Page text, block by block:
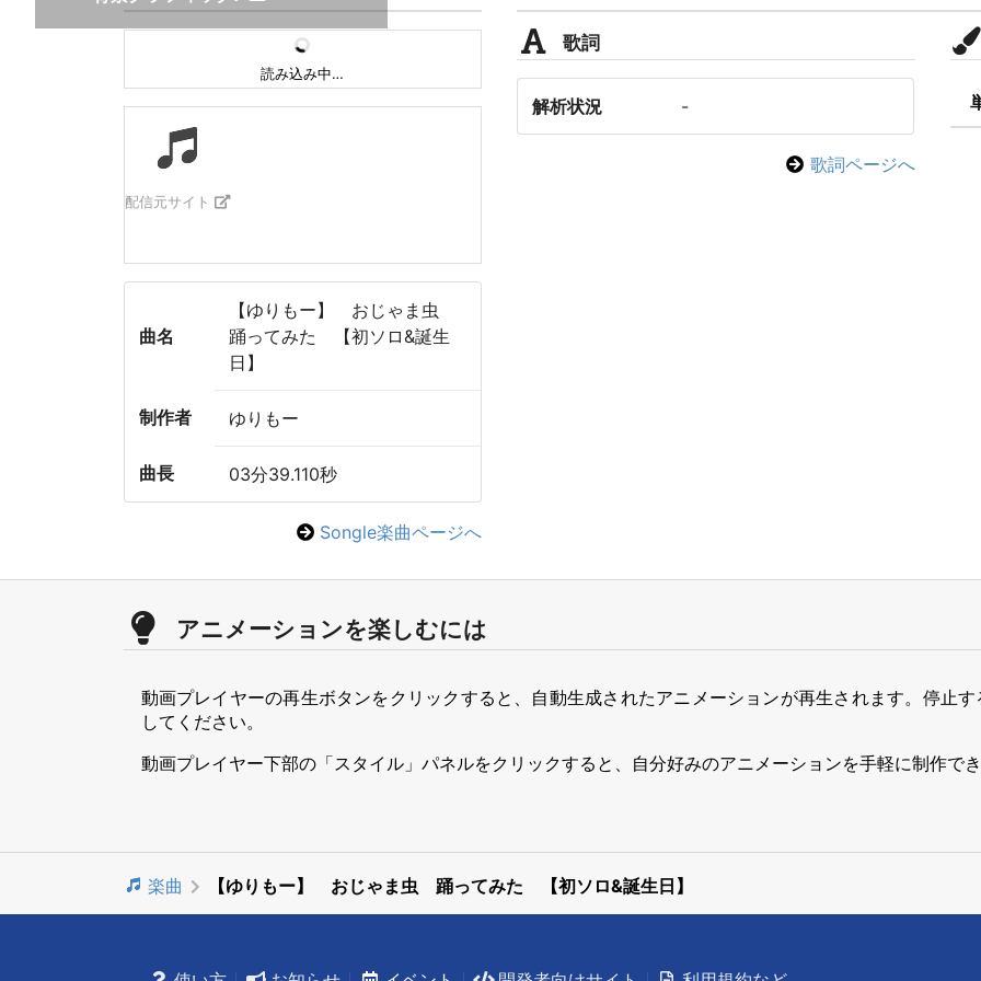
読み込み中…
配信元サイト
曲名
【ゆりもー】 おじゃま虫
踊ってみた 【初ソロ&誕生
日】
制作者 ゆりもー
曲長 03分39.110秒
Songle楽曲ページへ
歌詞
解析状況 -
歌詞ページへ
アニメーションを楽しむには
動画プレイヤーの再生ボタンをクリックすると、自動生成されたアニメーションが再生されます。停止
してください。
動画プレイヤー下部の「スタイル」パネルをクリックすると、自分好みのアニメーションを手軽に制作でき
楽曲 【ゆりもー】 おじゃま虫 踊ってみた 【初ソロ&誕生日】